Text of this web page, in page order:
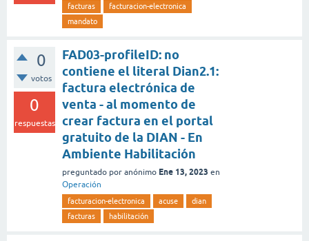
facturas
facturacion-electronica
mandato
0
votos
0
respuestas
FAD03-profileID: no
contiene el literal Dian2.1:
factura electrónica de
venta - al momento de
crear factura en el portal
gratuito de la DIAN - En
Ambiente Habilitación
preguntado por anónimo Ene 13, 2023 en
Operación
facturacion-electronica acuse
dian
facturas
habilitación